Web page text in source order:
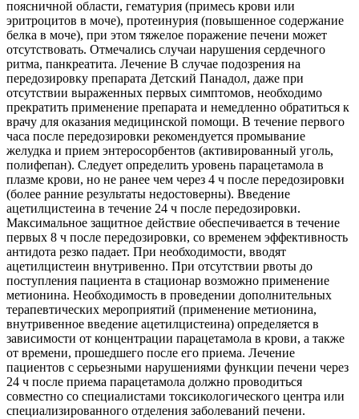
поясничной области, гематурия (примесь крови или
эритроцитов в моче), протеинурия (повышенное содержание
белка в моче), при этом тяжелое поражение печени может
отсутствовать. Отмечались случаи нарушения сердечного
ритма, панкреатита. Лечение В случае подозрения на
передозировку препарата Детский Панадол, даже при
отсутствии выраженных первых симптомов, необходимо
прекратить применение препарата и немедленно обратиться к
врачу для оказания медицинской помощи. В течение первого
часа после передозировки рекомендуется промывание
желудка и прием энтеросорбентов (активированный уголь,
полифепан). Следует определить уровень парацетамола в
плазме крови, но не ранее чем через 4 ч после передозировки
(более ранние результаты недостоверны). Введение
ацетилцистеина в течение 24 ч после передозировки.
Максимальное защитное действие обеспечивается в течение
первых 8 ч после передозировки, со временем эффективность
антидота резко падает. При необходимости, вводят
ацетилцистеин внутривенно. При отсутствии рвоты до
поступления пациента в стационар возможно применение
метионина. Необходимость в проведении дополнительных
терапевтических мероприятий (применение метионина,
внутривенное введение ацетилцистеина) определяется в
зависимости от концентрации парацетамола в крови, а также
от времени, прошедшего после его приема. Лечение
пациентов с серьезными нарушениями функции печени через
24 ч после приема парацетамола должно проводиться
совместно со специалистами токсикологического центра или
специализированного отделения заболеваний печени.